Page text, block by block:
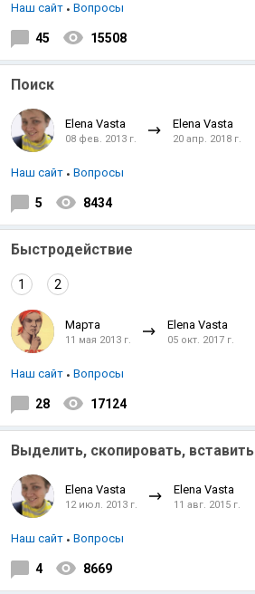
Наш сайт Вопросы
45 15508
Поиск
Elena Vasta
08 фев. 2013 г.
Elena Vasta
20 апр. 2018 г.
Наш сайт Вопросы
5 8434
Быстродействие
1 2
Марта
11 мая 2013 г.
Elena Vasta
05 окт. 2017 г.
Наш сайт Вопросы
28 17124
Выделить, скопировать, вставить
Elena Vasta
12 июл. 2013 г.
Elena Vasta
11 авг. 2015 г.
Наш сайт Вопросы
4 8669